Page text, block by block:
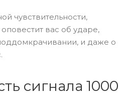
чувствительности,
вас об ударе,
и даже о
сигнала 1000